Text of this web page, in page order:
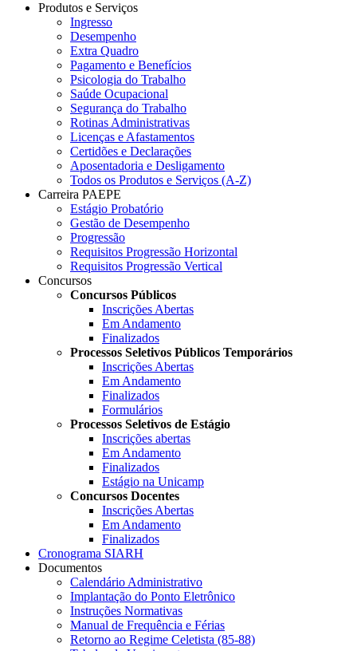
Produtos e Serviços
Ingresso
Desempenho
Extra Quadro
Pagamento e Benefícios
Psicologia do Trabalho
Saúde Ocupacional
Segurança do Trabalho
Rotinas Administrativas
Licenças e Afastamentos
Certidões e Declarações
Aposentadoria e Desligamento
Todos os Produtos e Serviços (A-Z)
Carreira PAEPE
Estágio Probatório
Gestão de Desempenho
Progressão
Requisitos Progressão Horizontal
Requisitos Progressão Vertical
Concursos
Concursos Públicos
Inscrições Abertas
Em Andamento
Finalizados
Processos Seletivos Públicos Temporários
Inscrições Abertas
Em Andamento
Finalizados
Formulários
Processos Seletivos de Estágio
Inscrições abertas
Em Andamento
Finalizados
Estágio na Unicamp
Concursos Docentes
Inscrições Abertas
Em Andamento
Finalizados
Cronograma SIARH
Documentos
Calendário Administrativo
Implantação do Ponto Eletrônico
Instruções Normativas
Manual de Frequência e Férias
Retorno ao Regime Celetista (85-88)